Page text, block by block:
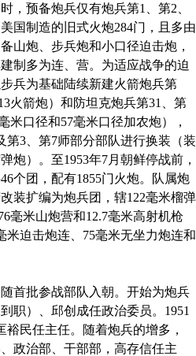
预备炮兵仅有炮兵第1、第2、
国制造的旧式火炮284门，且多由
山炮、步兵炮和小口径迫击炮，
制多为连、营。为适应战争的迫
兵为基础陆续新建火箭炮兵第
火箭炮）和防坦克炮兵第31、第
米口径和57毫米口径加农炮），
第3、第7师部分部队进行换装（装
炮）。至1953年7月朝鲜停战前，
个团，配有1855门火炮。队属炮
装扩编为炮兵团，辖122毫米榴弹
毫米山炮营和12.7毫米高射机枪
米迫击炮连、75毫米无坐力炮连和
批参战部队入朝。开始为炮兵
职）、邱创成任政治委员。1951
民任主任。随着炮兵的增多，
政治部、干部部，高存信任主